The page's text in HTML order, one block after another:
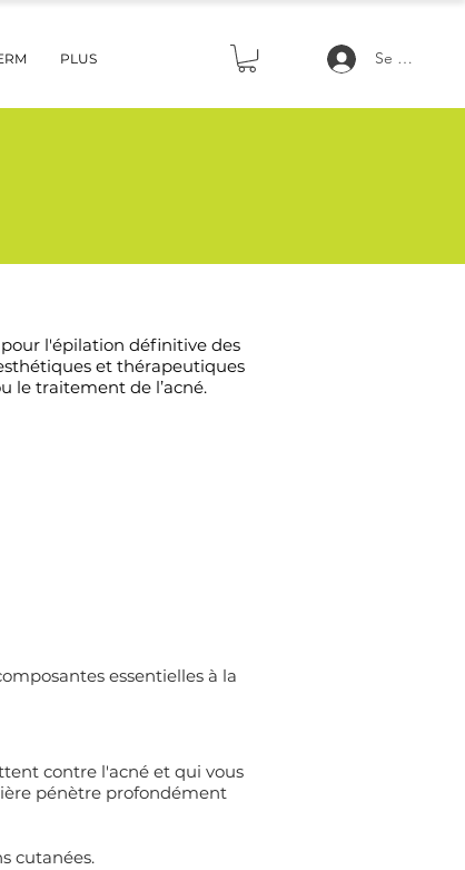
PLUS Se
l'épilation définitive des
et thérapeutiques
le traitement de l’acné.
essentielles à la
contre l'acné et qui vous
pénètre profondément
cutanées.